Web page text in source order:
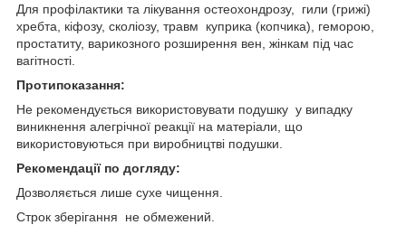
Для профілактики та лікування остеохондрозу, гили (грижі)
хребта, кіфозу, сколіозу, травм куприка (копчика), геморою,
простатиту, варикозного розширення вен, жінкам під час
вагітності.
Протипоказання:
Не рекомендується використовувати подушку у випадку
виникнення алегрічної реакції на матеріали, що
використовуються при виробництві подушки.
Рекомендації по догляду:
Дозволяється лише сухе чищення.
Строк зберігання не обмежений.